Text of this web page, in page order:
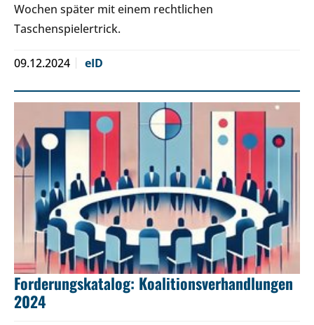
Wochen später mit einem rechtlichen
Taschenspielertrick.
09.12.2024 eID
Forderungskatalog: Koalitionsverhandlungen
2024